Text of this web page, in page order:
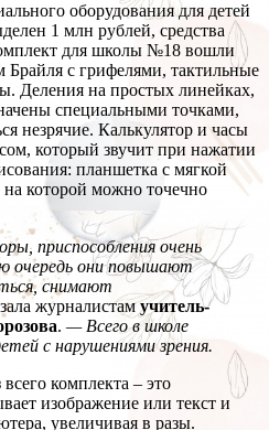
оборудования для детей
1 млн рублей, средства
для школы №18 вошли
с грифелями, тактильные
Деления на простых линейках,
специальными точками,
незрячие. Калькулятор и часы
который звучит при нажатии
планшетка с мягкой
которой можно точечно
приспособления очень
очередь они повышают
снимают
журналистамучитель-
. — Всего в школе
с нарушениями зрения.
комплекта – это
изображение или текст и
увеличивая в разы.